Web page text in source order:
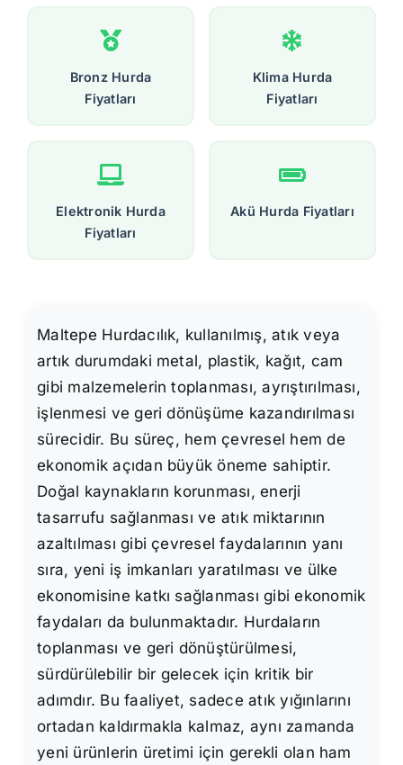
Bronz Hurda
Fiyatları
Klima Hurda
Fiyatları
Elektronik Hurda
Fiyatları
Akü Hurda Fiyatları
Maltepe Hurdacılık, kullanılmış, atık veya
artık durumdaki metal, plastik, kağıt, cam
gibi malzemelerin toplanması, ayrıştırılması,
işlenmesi ve geri dönüşüme kazandırılması
sürecidir. Bu süreç, hem çevresel hem de
ekonomik açıdan büyük öneme sahiptir.
Doğal kaynakların korunması, enerji
tasarrufu sağlanması ve atık miktarının
azaltılması gibi çevresel faydalarının yanı
sıra, yeni iş imkanları yaratılması ve ülke
ekonomisine katkı sağlanması gibi ekonomik
faydaları da bulunmaktadır. Hurdaların
toplanması ve geri dönüştürülmesi,
sürdürülebilir bir gelecek için kritik bir
adımdır. Bu faaliyet, sadece atık yığınlarını
ortadan kaldırmakla kalmaz, aynı zamanda
yeni ürünlerin üretimi için gerekli olan ham